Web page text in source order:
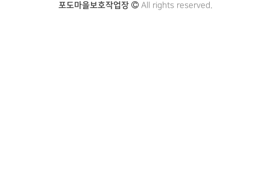
포도마을보호작업장 All rights reserved.